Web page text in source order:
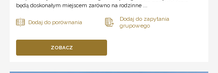
będą doskonałym miejscem zarówno na rodzinne ...
ZOBACZ